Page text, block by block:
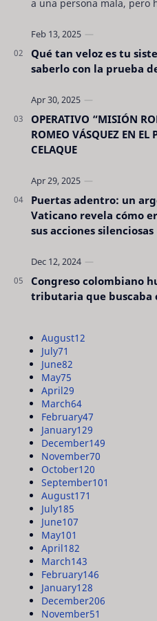
a una persona mala, pero
Qué tan veloz es tu
saberlo con la prueba
OPERATIVO “MISIÓN
ROMEO VÁSQUEZ EN EL
CELAQUE
Puertas adentro: un
Vaticano revela cómo
sus acciones silenciosas
Congreso colombiano
tributaria que buscaba
August12
July71
June82
May75
April29
March64
February47
January129
December149
November70
October120
September101
August171
July185
June107
May101
April182
March143
February146
January128
December206
November51